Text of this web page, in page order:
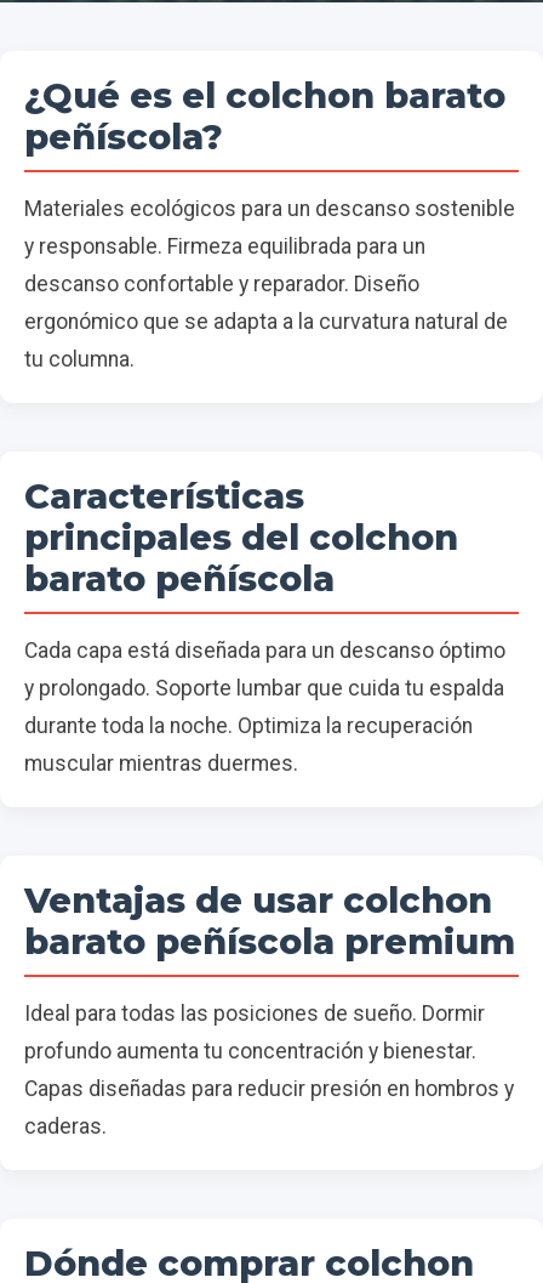
¿Qué es el colchon barato
peñíscola?
Materiales ecológicos para un descanso sostenible
y responsable. Firmeza equilibrada para un
descanso confortable y reparador. Diseño
ergonómico que se adapta a la curvatura natural de
tu columna.
Características
principales del colchon
barato peñíscola
Cada capa está diseñada para un descanso óptimo
y prolongado. Soporte lumbar que cuida tu espalda
durante toda la noche. Optimiza la recuperación
muscular mientras duermes.
Ventajas de usar colchon
barato peñíscola premium
Ideal para todas las posiciones de sueño. Dormir
profundo aumenta tu concentración y bienestar.
Capas diseñadas para reducir presión en hombros y
caderas.
Dónde comprar colchon